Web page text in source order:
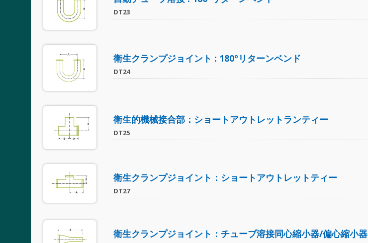
DT23
衛生クランプジョイント : 180ºリターンベンド
DT24
衛生的機械接合部：ショートアウトレットランティー
DT25
衛生クランプジョイント：ショートアウトレットティー
DT27
衛生クランプジョイント：チューブ溶接同心縮小器/偏心縮小器